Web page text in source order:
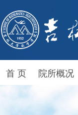
首 页 院所概况